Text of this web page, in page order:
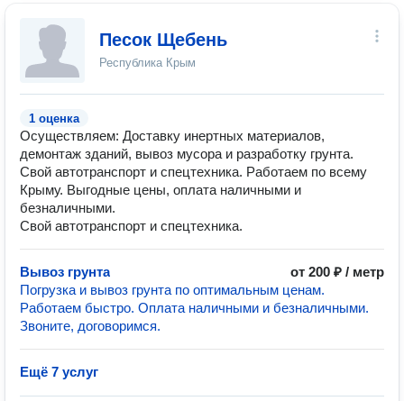
Песок Щебень
Республика Крым
1 оценка
Осуществляем: Доставку инертных материалов,
демонтаж зданий, вывоз мусора и разработку грунта.
Свой автотранспорт и спецтехника. Работаем по всему
Крыму. Выгодные цены, оплата наличными и
безналичными.
Свой автотранспорт и спецтехника.
Вывоз грунта
от 200 ₽ / метр
Погрузка и вывоз грунта по оптимальным ценам.
Работаем быстро. Оплата наличными и безналичными.
Звоните, договоримся.
Ещё 7 услуг